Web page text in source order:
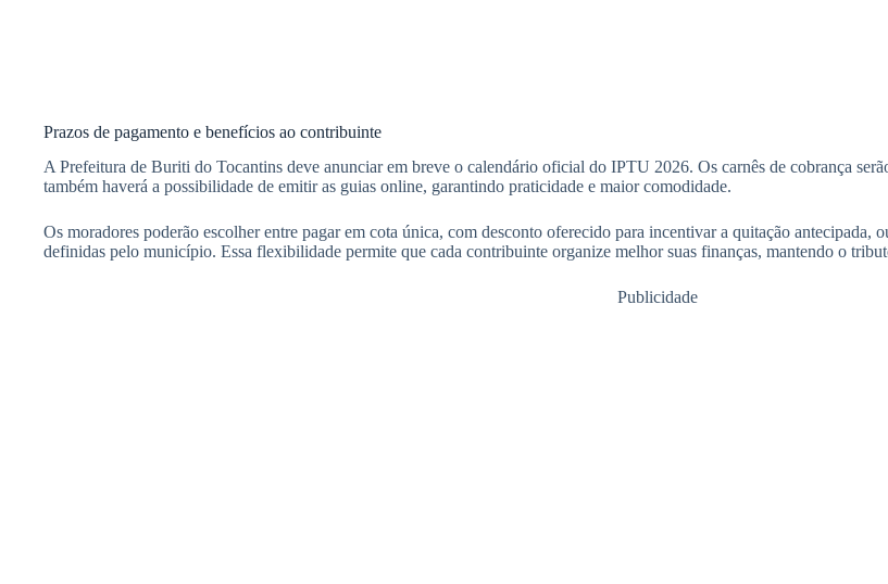
Prazos de pagamento e benefícios ao contribuinte
A Prefeitura de Buriti do Tocantins deve anunciar em breve o calendário oficial do IPTU 2026. Os carnês de cobrança
também haverá a possibilidade de emitir as guias online, garantindo praticidade e maior comodidade.
Os moradores poderão escolher entre pagar em cota única, com desconto oferecido para incentivar a quitação antecipada,
definidas pelo município. Essa flexibilidade permite que cada contribuinte organize melhor suas finanças, mantendo o
Publicidade